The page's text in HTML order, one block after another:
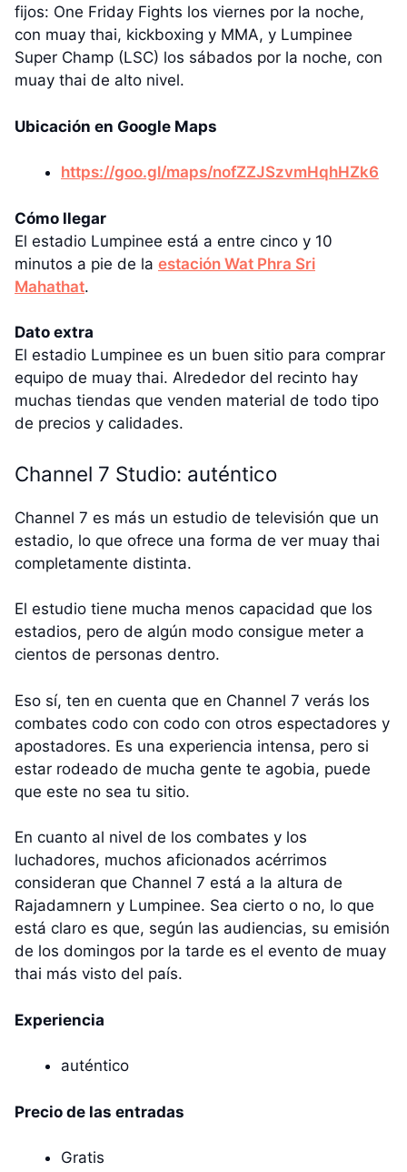
fijos: One Friday Fights los viernes por la noche,
con muay thai, kickboxing y MMA, y Lumpinee
Super Champ (LSC) los sábados por la noche, con
muay thai de alto nivel.
Ubicación en Google Maps
https://goo.gl/maps/nofZZJSzvmHqhHZk6
Cómo llegar
El estadio Lumpinee está a entre cinco y 10
minutos a pie de la estación Wat Phra Sri
Mahathat.
Dato extra
El estadio Lumpinee es un buen sitio para comprar
equipo de muay thai. Alrededor del recinto hay
muchas tiendas que venden material de todo tipo
de precios y calidades.
Channel 7 Studio: auténtico
Channel 7 es más un estudio de televisión que un
estadio, lo que ofrece una forma de ver muay thai
completamente distinta.
El estudio tiene mucha menos capacidad que los
estadios, pero de algún modo consigue meter a
cientos de personas dentro.
Eso sí, ten en cuenta que en Channel 7 verás los
combates codo con codo con otros espectadores y
apostadores. Es una experiencia intensa, pero si
estar rodeado de mucha gente te agobia, puede
que este no sea tu sitio.
En cuanto al nivel de los combates y los
luchadores, muchos aficionados acérrimos
consideran que Channel 7 está a la altura de
Rajadamnern y Lumpinee. Sea cierto o no, lo que
está claro es que, según las audiencias, su emisión
de los domingos por la tarde es el evento de muay
thai más visto del país.
Experiencia
auténtico
Precio de las entradas
Gratis